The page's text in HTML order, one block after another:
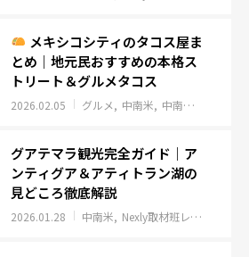
メキシコシティのタコス屋ま
とめ｜地元民おすすめの本格ス
トリート＆グルメタコス
2026.02.05 グルメ 中南米 中南米
グアテマラ観光完全ガイド｜ア
ンティグア＆アティトラン湖の
見どころ徹底解説
2026.01.28 中南米 Nexly取材班レポート